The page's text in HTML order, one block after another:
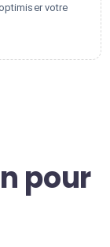
votre
pour